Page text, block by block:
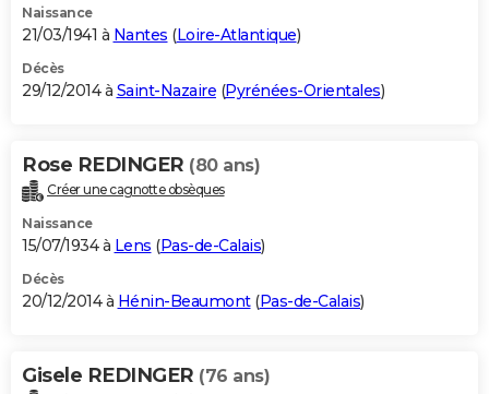
Naissance
21/03/1941 à Nantes (Loire-Atlantique)
Décès
29/12/2014 à Saint-Nazaire (Pyrénées-Orientales)
Rose REDINGER (80 ans)
Créer une cagnotte obsèques
Naissance
15/07/1934 à Lens (Pas-de-Calais)
Décès
20/12/2014 à Hénin-Beaumont(Pas-de-Calais)
Gisele REDINGER (76 ans)